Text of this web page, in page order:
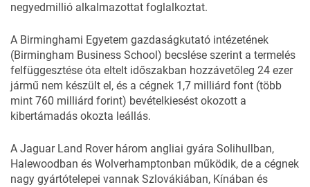
negyedmillió alkalmazottat foglalkoztat.
A Birminghami Egyetem gazdaságkutató intézetének
(Birmingham Business School) becslése szerint a termelés
felfüggesztése óta eltelt időszakban hozzávetőleg 24 ezer
jármű nem készült el, és a cégnek 1,7 milliárd font (több
mint 760 milliárd forint) bevételkiesést okozott a
kibertámadás okozta leállás.
A Jaguar Land Rover három angliai gyára Solihullban,
Halewoodban és Wolverhamptonban működik, de a cégnek
nagy gyártótelepei vannak Szlovákiában, Kínában és